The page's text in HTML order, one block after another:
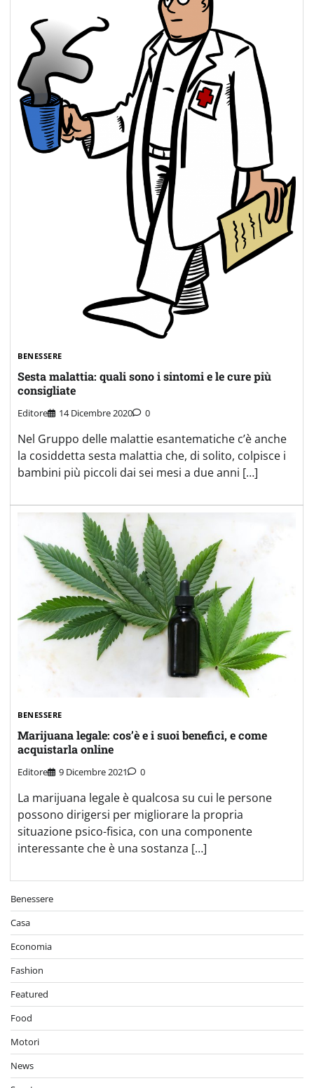
BENESSERE
Sesta malattia: quali sono i sintomi e le cure più
consigliate
Editore 14 Dicembre 2020 0
Nel Gruppo delle malattie esantematiche c’è anche
la cosiddetta sesta malattia che, di solito, colpisce i
bambini più piccoli dai sei mesi a due anni […]
BENESSERE
Marijuana legale: cos’è e i suoi benefici, e come
acquistarla online
Editore 9 Dicembre 2021 0
La marijuana legale è qualcosa su cui le persone
possono dirigersi per migliorare la propria
situazione psico-fisica, con una componente
interessante che è una sostanza […]
Benessere
Casa
Economia
Fashion
Featured
Food
Motori
News